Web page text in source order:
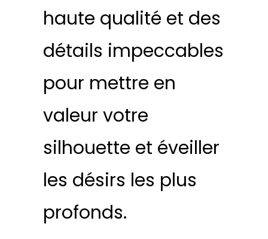
haute qualité et des
détails impeccables
pour mettre en
valeur votre
silhouette et éveiller
les désirs les plus
profonds.